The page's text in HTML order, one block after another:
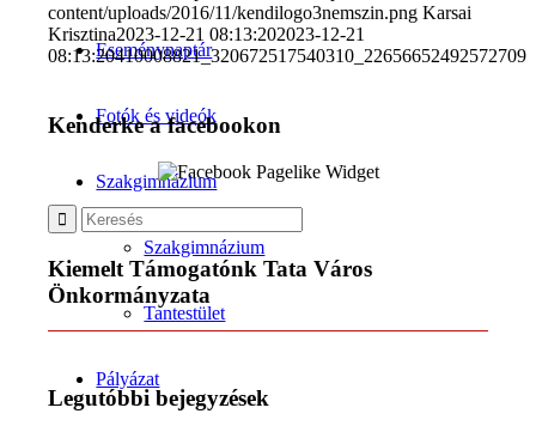
Eseménynaptár
Fotók és videók
Szakgimnázium
Szakgimnázium
Tantestület
Pályázat
content/uploads/2016/11/kendilogo3nemszin.png Karsai
Krisztina2023-12-21 08:13:202023-12-21
08:13:20
Kenderke a facebookon
Kiemelt Támogatónk Tata Város
Önkormányzata
Legutóbbi bejegyzések